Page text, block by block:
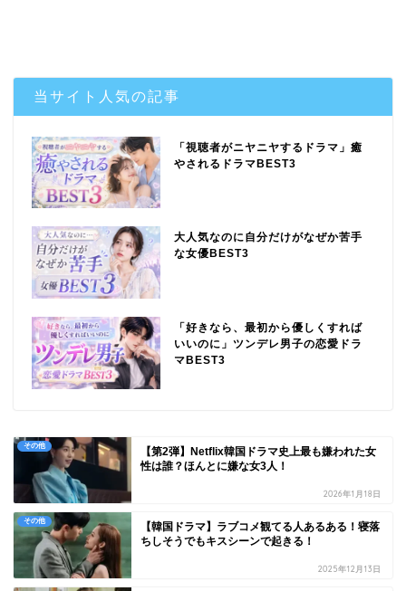
当サイト人気の記事
「視聴者がニヤニヤするドラマ」癒
やされるドラマBEST3
大人気なのに自分だけがなぜか苦手
な女優BEST3
「好きなら、最初から優しくすれば
いいのに」ツンデレ男子の恋愛ドラ
マBEST3
その他
【第2弾】Netflix韓国ドラマ史上最も嫌われた女
性は誰？ほんとに嫌な女3人！
2026年1月18日
その他
【韓国ドラマ】ラブコメ観てる人あるある！寝落
ちしそうでもキスシーンで起きる！
2025年12月13日